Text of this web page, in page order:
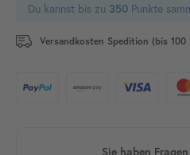
Du kannst bis zu 350 Punkte
Versandkosten Spedition (bis 100